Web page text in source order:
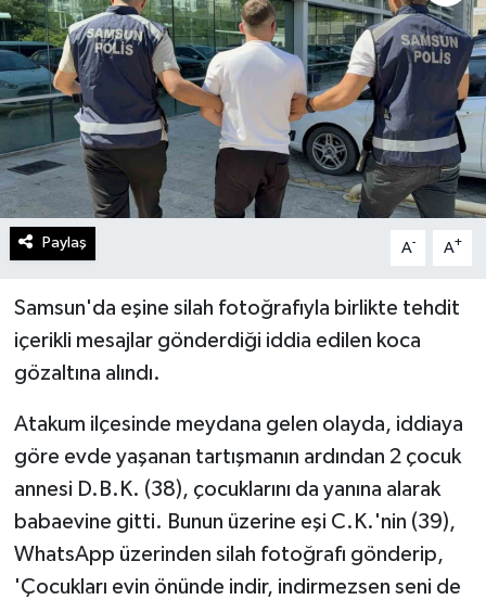
Paylaş A- A+
Samsun'da eşine silah fotoğrafıyla birlikte tehdit
içerikli mesajlar gönderdiği iddia edilen koca
gözaltına alındı.
Atakum ilçesinde meydana gelen olayda, iddiaya
göre evde yaşanan tartışmanın ardından 2 çocuk
annesi D.B.K. (38), çocuklarını da yanına alarak
babaevine gitti. Bunun üzerine eşi C.K.'nin (39),
WhatsApp üzerinden silah fotoğrafı gönderip,
'Çocukları evin önünde indir, indirmezsen seni de